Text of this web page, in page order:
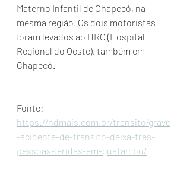
Materno Infantil de Chapecó, na
mesma região. Os dois motoristas
foram levados ao HRO (Hospital
Regional do Oeste), também em
Chapecó.
Fonte:
https://ndmais.com.br/transito/grave
-acidente-de-transito-deixa-tres-
pessoas-feridas-em-guatambu/